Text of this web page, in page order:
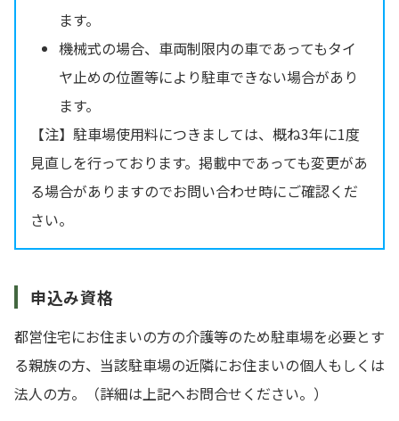
ます。
機械式の場合、車両制限内の車であってもタイ
ヤ止めの位置等により駐車できない場合があり
ます。
【注】駐車場使用料につきましては、概ね3年に1度
見直しを行っております。掲載中であっても変更があ
る場合がありますのでお問い合わせ時にご確認くだ
さい。
申込み資格
都営住宅にお住まいの方の介護等のため駐車場を必要とす
る親族の方、当該駐車場の近隣にお住まいの個人もしくは
法人の方。（詳細は上記へお問合せください。）